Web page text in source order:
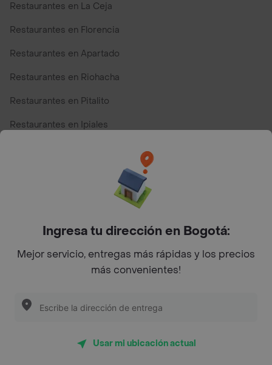
Restaurantes en La Ceja
Restaurantes en Florencia
Restaurantes en Apartado
Restaurantes en Riohacha
Restaurantes en Pitalito
Restaurantes en Ipiales
Top Marcas y Cadenas de Restaurantes
Encuéntranos en estos países
App Store Google play
Restaurantes cerca de mi para pedir Comida a Domicilio -
Ingresa tu dirección en Bogotá:
Mejor servicio, entregas más rápidas y los precios
más convenientes!
Usar mi ubicación actual